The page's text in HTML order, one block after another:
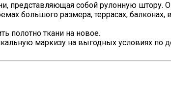
представляющая собой рулонную штору.
большого размера, террасах,
полотно ткани на новое.
маркизу на выгодных условиях по